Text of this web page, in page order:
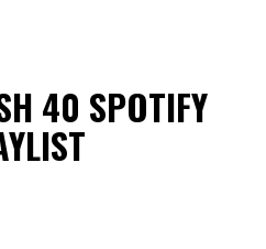
40 SPOTIFY